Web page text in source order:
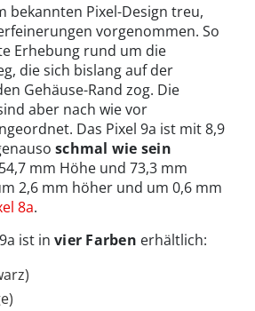
bekannten Pixel-Design treu,
vorgenommen. So
Erhebung rund um die
die sich bislang auf der
Gehäuse-Rand zog. Die
aber nach wie vor
Das Pixel 9a ist mit 8,9
schmal wie sein
mm Höhe und 73,3 mm
2,6 mm höher und um 0,6 mm
8a.
ist in vier Farben erhältlich: